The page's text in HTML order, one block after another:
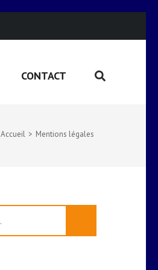
CONTACT
Accueil > Mentions légales